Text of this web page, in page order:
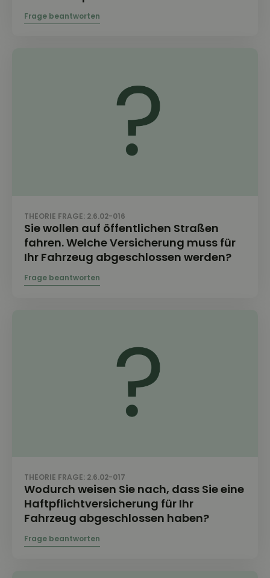
THEORIE FRAGE: 2.6.02-016
Sie wollen auf öffentlichen Straßen
fahren. Welche Versicherung muss für
Ihr Fahrzeug abgeschlossen werden?
THEORIE FRAGE: 2.6.02-017
Wodurch weisen Sie nach, dass Sie eine
Haftpflichtversicherung für Ihr
Fahrzeug abgeschlossen haben?